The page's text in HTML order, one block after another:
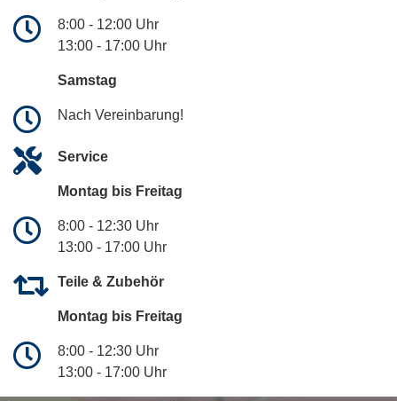
8:00 - 12:00 Uhr
13:00 - 17:00 Uhr
Samstag
Nach Vereinbarung!
Service
Montag bis Freitag
8:00 - 12:30 Uhr
13:00 - 17:00 Uhr
Teile & Zubehör
Montag bis Freitag
8:00 - 12:30 Uhr
13:00 - 17:00 Uhr